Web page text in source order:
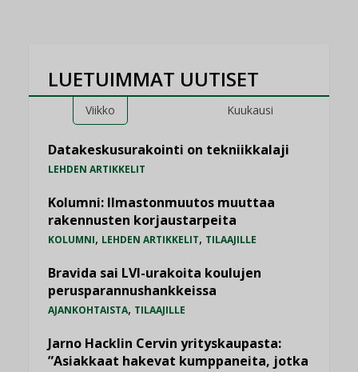
LUETUIMMAT UUTISET
Viikko Kuukausi
Datakeskusurakointi on tekniikkalaji
LEHDEN ARTIKKELIT
Kolumni: Ilmastonmuutos muuttaa
rakennusten korjaustarpeita
KOLUMNI, LEHDEN ARTIKKELIT, TILAAJILLE
Bravida sai LVI-urakoita koulujen
perusparannushankkeissa
AJANKOHTAISTA, TILAAJILLE
Jarno Hacklin Cervin yrityskaupasta:
”Asiakkaat hakevat kumppaneita, jotka